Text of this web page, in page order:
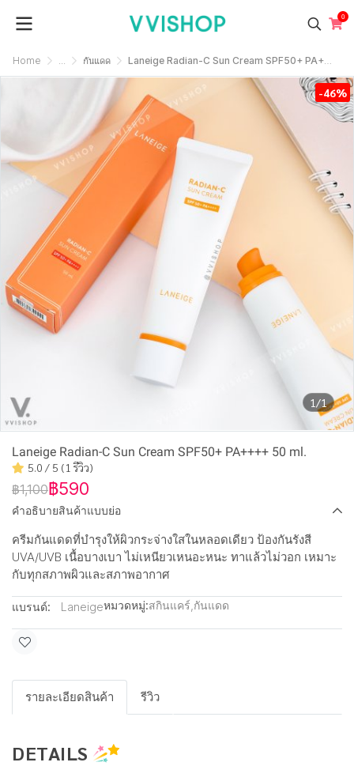
0
Home ... กันแดด Laneige Radian-C Sun Cream SPF50+ PA++++ 50 ml.
1/1
-46%
Laneige Radian-C Sun Cream SPF50+ PA++++ 50 ml.
5.0 / 5 (1 รีวิว)
฿1,100฿590
คำอธิบายสินค้าแบบย่อ
ครีมกันแดดที่บำรุงให้ผิวกระจ่างใสในหลอดเดียว ป้องกันรังสี
UVA/UVB เนื้อบางเบา ไม่เหนียวเหนอะหนะ ทาแล้วไม่วอก เหมาะ
กับทุกสภาพผิวและสภาพอากาศ
แบรนด์: Laneigeหมวดหมู่:สกินแคร์ กันแดด
รายละเอียดสินค้า รีวิว
DETAILS